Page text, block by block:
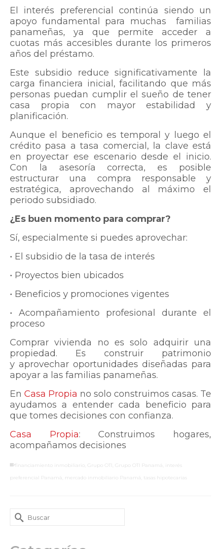
El interés preferencial continúa siendo un
apoyo fundamental para muchas familias
panameñas, ya que permite acceder a
cuotas más accesibles durante los primeros
años del préstamo.
Este subsidio reduce significativamente la
carga financiera inicial, facilitando que más
personas puedan cumplir el sueño de tener
casa propia con mayor estabilidad y
planificación.
Aunque el beneficio es temporal y luego el
crédito pasa a tasa comercial, la clave está
en proyectar ese escenario desde el inicio.
Con la asesoría correcta, es posible
estructurar una compra responsable y
estratégica, aprovechando al máximo el
periodo subsidiado.
¿Es buen momento para comprar?
Sí, especialmente si puedes aprovechar:
• El subsidio de la tasa de interés
• Proyectos bien ubicados
• Beneficios y promociones vigentes
• Acompañamiento profesional durante el
proceso
Comprar vivienda no es solo adquirir una
propiedad. Es construir patrimonio
y aprovechar oportunidades diseñadas para
apoyar a las familias panameñas.
En Casa Propia no solo construimos casas. Te
ayudamos a entender cada beneficio para
que tomes decisiones con confianza.
Casa Propia: Construimos hogares,
acompañamos decisiones
financiamiento inmobiliario Grupo OTI Grupo OTI Panamá interés
preferencial Panamá mercado inmobiliario Panamá tasas hipotecarias